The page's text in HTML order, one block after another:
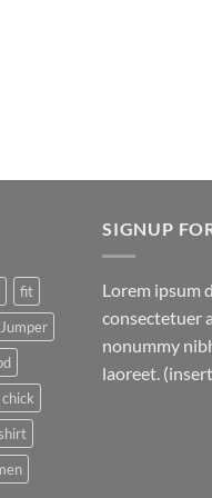
fit
Jumper
SIGNUP
Lorem ipsum
consectetuer
nonummy
laoreet.